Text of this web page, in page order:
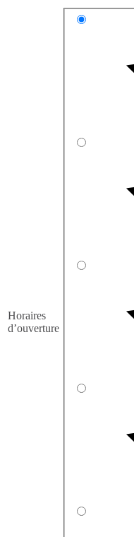
Horaires
d’ouverture